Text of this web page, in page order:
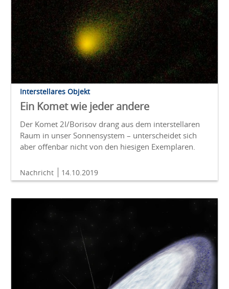
Interstellares Objekt
Ein Komet wie jeder andere
Der Komet 2I/Borisov drang aus dem interstellaren
Raum in unser Sonnensystem – unterscheidet sich
aber offenbar nicht von den hiesigen Exemplaren.
Nachricht 14.10.2019